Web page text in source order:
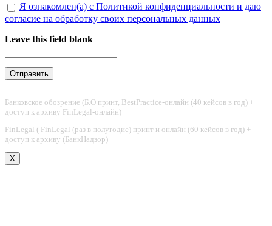
Обработка персональных данных*
Я ознакомлен(а) с Политикой конфиденциальности и даю
согласие на обработку своих персональных данных
Leave this field blank
Банковское обозрение (Б.О принт, BestPractice-онлайн (40 кейсов в год) +
доступ к архиву FinLegal-онлайн)
FinLegal ( FinLegal (раз в полугодие) принт и онлайн (60 кейсов в год) +
доступ к архиву (БанкНадзор)
X